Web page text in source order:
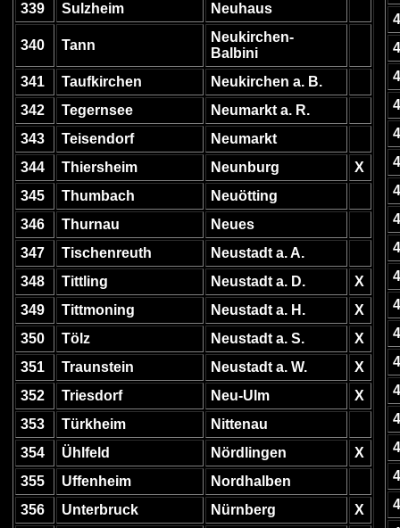
339
Sulzheim Neuhaus
340 Tann
Neukirchen-
Balbini
341
Taufkirchen
Neukirchen a. B.
342
Tegernsee
Neumarkt a. R.
343
Teisendorf
Neumarkt
344
Thiersheim Neunburg
X
345
Thumbach
Neuötting
346
Thurnau
Neues
347
Tischenreuth
Neustadt a. A.
348
Tittling Neustadt a. D.
X
349
Tittmoning Neustadt a. H.
X
350
Tölz Neustadt a. S.
X
351
Traunstein Neustadt a. W.
X
352
Triesdorf Neu-Ulm
X
353
Türkheim
Nittenau
354
Ühlfeld Nördlingen
X
355
Uffenheim
Nordhalben
356
Unterbruck Nürnberg
X